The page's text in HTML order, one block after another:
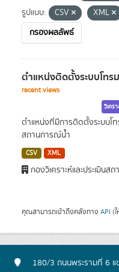
รูปแบบ:
CSV XML
กรองผลลัพธ์
ตำแหน่งติดตั้งระบบโทร
recent views
วิเคร
ตำแหน่งที่มีการติดตั้งระบบโท
สถานการณ์น้ำ
CSV XML
กองวิเคราะห์และประเมินส
คุณสามารถเข้าถึงคลังทาง API (
180/3 ถนนพระรามที่ 6